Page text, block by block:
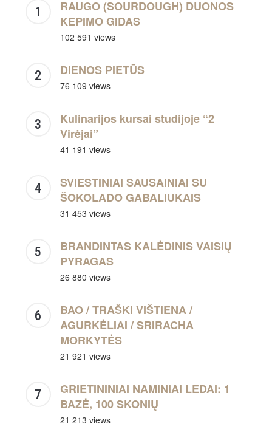
RAUGO (SOURDOUGH) DUONOS
KEPIMO GIDAS
102 591 views
DIENOS PIETŪS
76 109 views
Kulinarijos kursai studijoje “2
Virėjai”
41 191 views
SVIESTINIAI SAUSAINIAI SU
ŠOKOLADO GABALIUKAIS
31 453 views
BRANDINTAS KALĖDINIS VAISIŲ
PYRAGAS
26 880 views
BAO / TRAŠKI VIŠTIENA /
AGURKĖLIAI / SRIRACHA
MORKYTĖS
21 921 views
GRIETININIAI NAMINIAI LEDAI: 1
BAZĖ, 100 SKONIŲ
21 213 views